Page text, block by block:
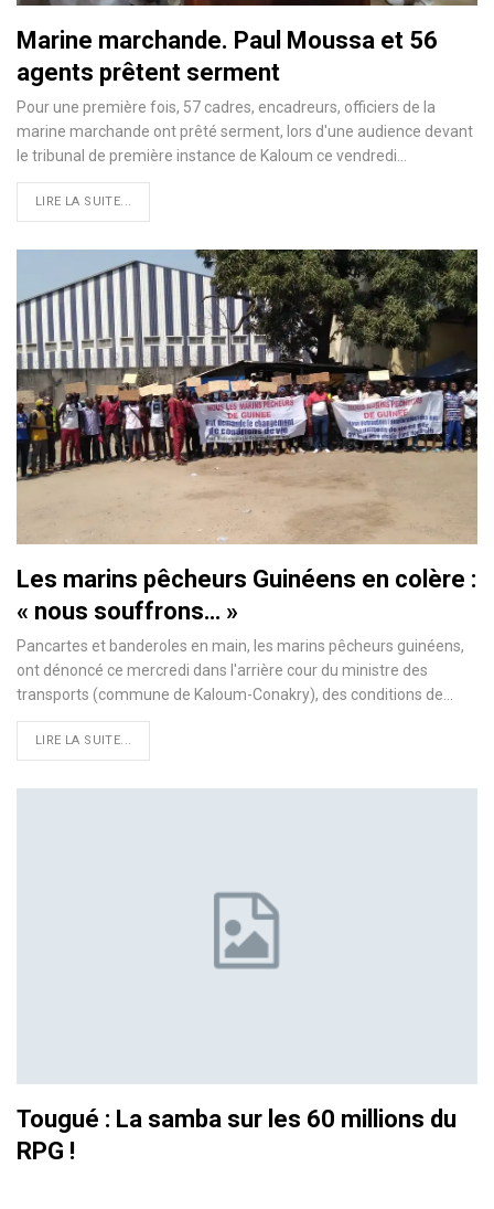
Marine marchande. Paul Moussa et 56
agents prêtent serment
Pour une première fois, 57 cadres, encadreurs, officiers de la
marine marchande ont prêté serment, lors d'une audience devant
le tribunal de première instance de Kaloum ce vendredi…
LIRE LA SUITE...
Les marins pêcheurs Guinéens en colère :
« nous souffrons… »
Pancartes et banderoles en main, les marins pêcheurs guinéens,
ont dénoncé ce mercredi dans l'arrière cour du ministre des
transports (commune de Kaloum-Conakry), des conditions de…
LIRE LA SUITE...
Tougué : La samba sur les 60 millions du
RPG !